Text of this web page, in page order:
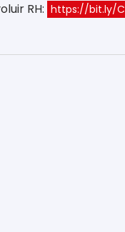
RH: https://bit.ly/